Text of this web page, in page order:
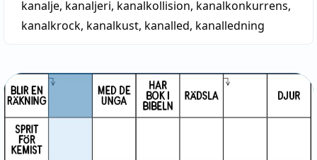
kanalje, kanaljeri, kanalkollision, kanalkonkurrens,
kanalkrock, kanalkust, kanalled, kanalledning